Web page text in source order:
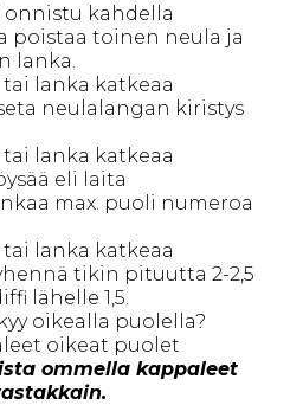
onnistu kahdella
poistaa toinen neula ja
lanka.
lanka katkeaa
neulalangan kiristys
lanka katkeaa
eli laita
max. puoli numeroa
lanka katkeaa
tikin pituutta 2-2,5
lähelle 1,5.
oikealla puolella?
oikeat puolet
ommella kappaleet